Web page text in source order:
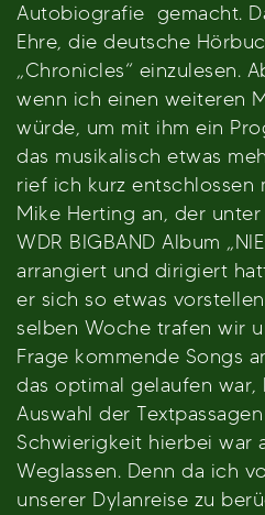
Autobiografie gemacht.
Ehre, die deutsche
„Chronicles“ einzulesen.
wenn ich einen weiteren
würde, um mit ihm ein
das musikalisch etwas
rief ich kurz entschlossen
Mike Herting an, der
WDR BIGBAND Album
arrangiert und dirigiert
er sich so etwas
selben Woche trafen wir
Frage kommende Songs
das optimal gelaufen
Auswahl der
Schwierigkeit hierbei war
Weglassen. Denn da ich
unserer Dylanreise zu